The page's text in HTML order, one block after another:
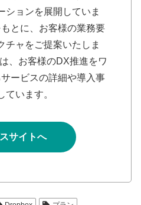
ションを展開していま
とに、お客様の業務要
チャをご提案いたしま
、お客様のDX推進をワ
ービスの詳細や導入事
ています。
サイトへ